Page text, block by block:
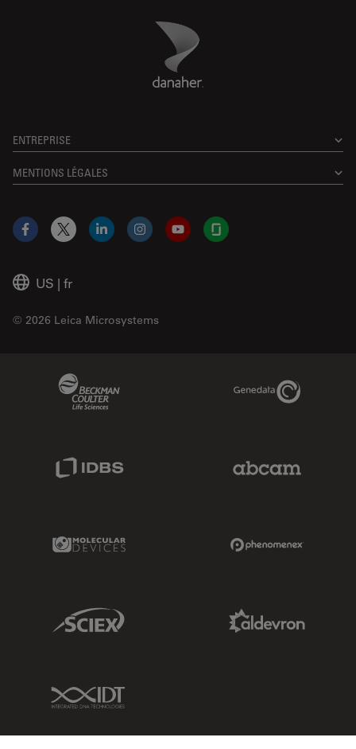
Danaher Logo
ENTREPRISE
MENTIONS LÉGALES
US | fr
© 2026 Leica Microsystems
Facebook
X LinkedInInstagramYouTubeGlassdoor
Genedata Link
Molecular Devices Link
Sciex Link
IDT Link